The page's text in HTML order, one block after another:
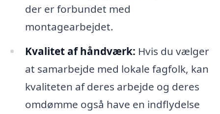
der er forbundet med
montagearbejdet.
Kvalitet af håndværk: Hvis du vælger
at samarbejde med lokale fagfolk, kan
kvaliteten af deres arbejde og deres
omdømme også have en indflydelse